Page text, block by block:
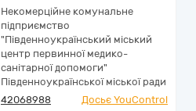
Некомерційне комунальне
підприємство
"Південноукраїнський міський
центр первинної медико-
санітарної допомоги"
Південноукраїнської міської ради
42068988
Досьє YouControl